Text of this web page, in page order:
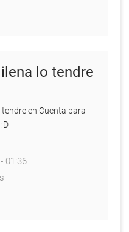
lo tendre
en Cuenta para
01:36